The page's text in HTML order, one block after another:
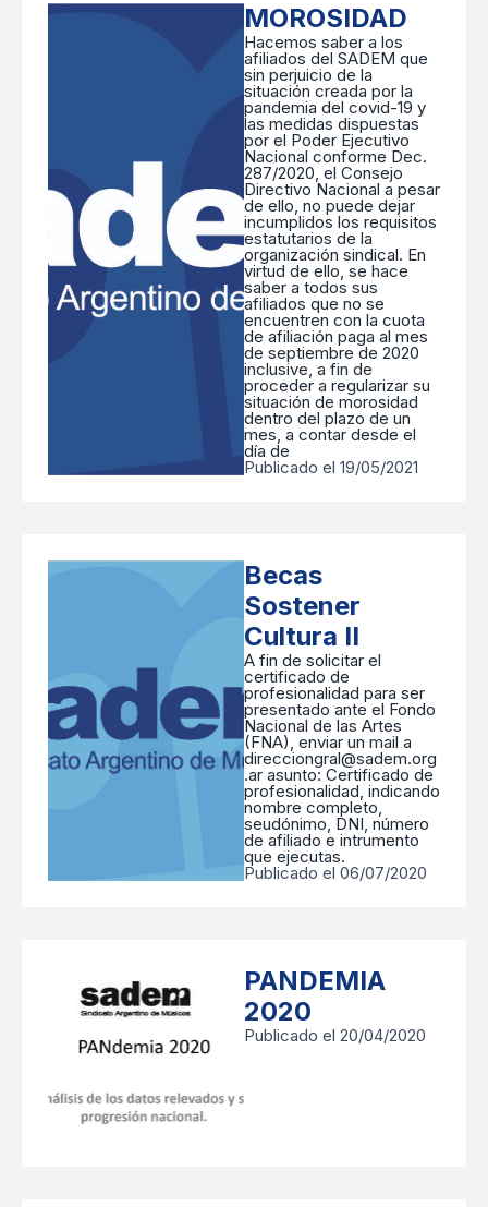
MOROSIDAD
Hacemos saber a los
afiliados del SADEM que
sin perjuicio de la
situación creada por la
pandemia del covid-19 y
las medidas dispuestas
por el Poder Ejecutivo
Nacional conforme Dec.
287/2020, el Consejo
Directivo Nacional a pesar
de ello, no puede dejar
incumplidos los requisitos
estatutarios de la
organización sindical. En
virtud de ello, se hace
saber a todos sus
afiliados que no se
encuentren con la cuota
de afiliación paga al mes
de septiembre de 2020
inclusive, a fin de
proceder a regularizar su
situación de morosidad
dentro del plazo de un
mes, a contar desde el
día de
Publicado el 19/05/2021
Becas
Sostener
Cultura II
A fin de solicitar el
certificado de
profesionalidad para ser
presentado ante el Fondo
Nacional de las Artes
(FNA), enviar un mail a
direcciongral@sadem.org
.ar asunto: Certificado de
profesionalidad, indicando
nombre completo,
seudónimo, DNI, número
de afiliado e intrumento
que ejecutas.
Publicado el 06/07/2020
PANDEMIA
2020
Publicado el 20/04/2020